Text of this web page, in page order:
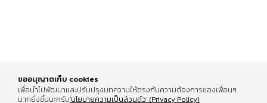
ขออนุญาตเก็บ cookies
เพื่อนำไปพัฒนาและปรับปรุงบทความให้ตรงกับความต้องการของเพื่อนๆ
มากยิ่งขึ้นนะครับ'นโยบายความเป็นส่วนตัว' (Privacy Policy)